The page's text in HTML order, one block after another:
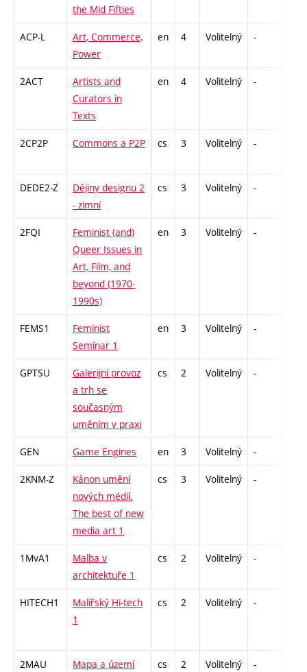
the Mid Fifties
ACP-L
Art, Commerce,
Power
en 4 Volitelný -
2ACT
Artists and
Curators in
Texts
en 4 Volitelný -
2CP2P Commons a P2P cs 3 Volitelný -
DEDE2-Z
Dějiny designu 2
- zimní
cs 3 Volitelný -
2FQI
Feminist (and)
Queer Issues in
Art, Film, and
beyond (1970-
1990s)
en 3 Volitelný -
FEMS1
Feminist
Seminar 1
en 3 Volitelný -
GPTSU
Galerijní provoz
a trh se
současným
uměním v praxi
cs 2 Volitelný -
GEN Game Engines en 3 Volitelný -
2KNM-Z
Kánon umění
nových médií.
The best of new
media art 1
cs 3 Volitelný -
1MvA1
Malba v
architektuře 1
cs 2 Volitelný -
HITECH1
Malířský Hi-tech
1
cs 2 Volitelný -
2MAU Mapa a území cs 2 Volitelný -